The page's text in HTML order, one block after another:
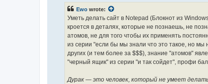
Ewo wrote:
Уметь делать сайт в Notepad (Блокнот из
кроется в деталях, которые не познаешь, не
атомов, не для того чтобы их применять
из серии "если бы мы знали что это такое, но мы
других (и тем более за $$$), знание "атомов"
"черный ящик" из серии "и так сойдет", профи
Дурак — это человек, который не умеет